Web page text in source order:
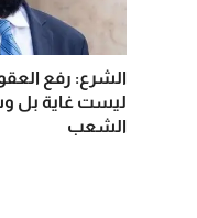
الشرع: رفع
ليست غاية بل
الشعب